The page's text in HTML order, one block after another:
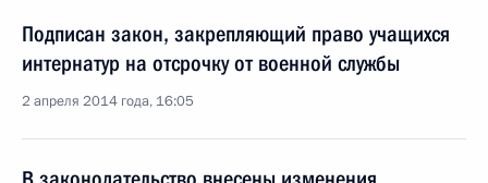
Подписан закон, закрепляющий право учащихся
интернатур на отсрочку от военной службы
2 апреля 2014 года, 16:05